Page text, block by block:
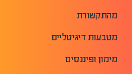
מהתקשורת
מטבעות דיגיטליים
מימון ופיננסים